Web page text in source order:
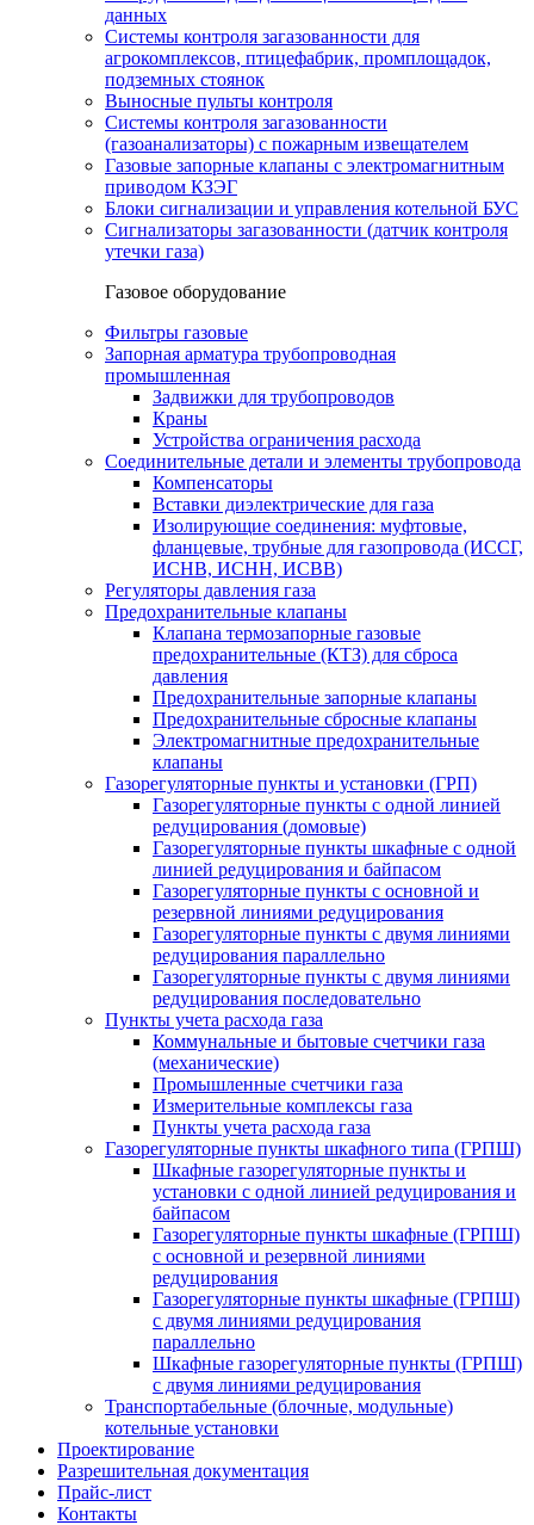
данных
Системы контроля загазованности для
агрокомплексов, птицефабрик, промплощадок,
подземных стоянок
Выносные пульты контроля
Системы контроля загазованности
(газоанализаторы) с пожарным извещателем
Газовые запорные клапаны с электромагнитным
приводом КЗЭГ
Блоки сигнализации и управления котельной БУС
Сигнализаторы загазованности (датчик контроля
утечки газа)
Газовое оборудование
Фильтры газовые
Запорная арматура трубопроводная
промышленная
Задвижки для трубопроводов
Краны
Устройства ограничения расхода
Соединительные детали и элементы трубопровода
Компенсаторы
Вставки диэлектрические для газа
Изолирующие соединения: муфтовые,
фланцевые, трубные для газопровода (ИССГ,
ИСНВ, ИСНН, ИСВВ)
Регуляторы давления газа
Предохранительные клапаны
Клапана термозапорные газовые
предохранительные (КТЗ) для сброса
давления
Предохранительные запорные клапаны
Предохранительные сбросные клапаны
Электромагнитные предохранительные
клапаны
Газорегуляторные пункты и установки (ГРП)
Газорегуляторные пункты с одной линией
редуцирования (домовые)
Газорегуляторные пункты шкафные с одной
линией редуцирования и байпасом
Газорегуляторные пункты с основной и
резервной линиями редуцирования
Газорегуляторные пункты с двумя линиями
редуцирования параллельно
Газорегуляторные пункты с двумя линиями
редуцирования последовательно
Пункты учета расхода газа
Коммунальные и бытовые счетчики газа
(механические)
Промышленные счетчики газа
Измерительные комплексы газа
Пункты учета расхода газа
Газорегуляторные пункты шкафного типа (ГРПШ)
Шкафные газорегуляторные пункты и
установки c одной линией редуцирования и
байпасом
Газорегуляторные пункты шкафные (ГРПШ)
с основной и резервной линиями
редуцирования
Газорегуляторные пункты шкафные (ГРПШ)
с двумя линиями редуцирования
параллельно
Шкафные газорегуляторные пункты (ГРПШ)
c двумя линиями редуцирования
Транспортабельные (блочные, модульные)
котельные установки
Проектирование
Разрешительная документация
Прайс-лист
Контакты